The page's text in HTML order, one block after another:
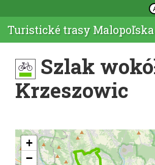
Turistické trasy Malopoľska
Szlak
Krzeszowic
+
−